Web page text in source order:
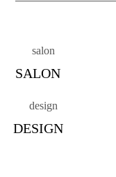
SALON
DESIGN